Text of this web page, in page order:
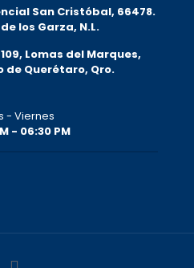
San Cristóbal, 66478.
los Garza, N.L.
Lomas del Marques,
de Querétaro, Qro.
- Viernes
- 06:30 PM